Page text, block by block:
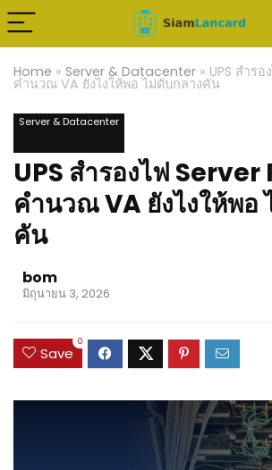
Home » Server & Datacenter » UPS สำร
คำนวณ VA ยังไงให้พอ ไม่ดับกลางคัน
Server & Datacenter
UPS สำรองไฟ Server
คำนวณ VA ยังไงให้พอ
คัน
bom
มิถุนายน 3, 2026
Save
0